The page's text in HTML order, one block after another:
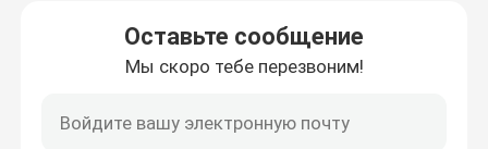
На открытом воздухе газебо Hardtop
Оставьте сообщение
Мы скоро тебе перезвоним!